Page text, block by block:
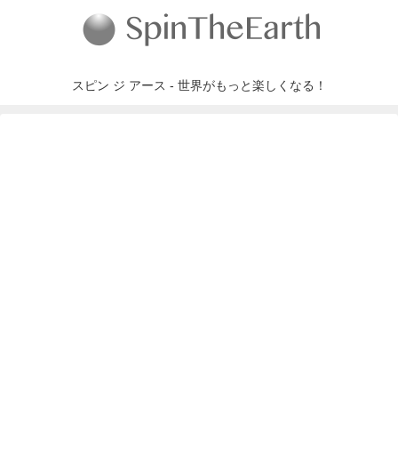
スピン ジ アース - 世界がもっと楽しくなる！